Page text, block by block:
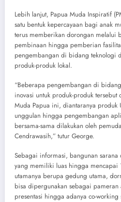
Lebih lanjut, Papua Muda Inspiratif
satu bentuk kepercayaan bagi anak
terus memberikan dorongan melalui
pembinaan hingga pemberian
pengembangan di bidang teknologi
produk-produk lokal.
“Beberapa pengembangan di
inovasi untuk produk-produk tersebut
Muda Papua ini, diantaranya produk
unggulan hingga pengembangan
bersama-sama dilakukan oleh
Cendrawasih,” tutur George.
Sebagai informasi, bangunan sarana
yang memiliki luas hingga mencapai
utamanya berupa gedung utama,
bisa dipergunakan sebagai pameran
presentasi hingga adanya co-